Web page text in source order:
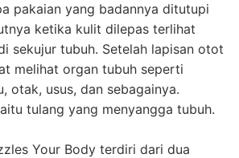
pakaian yang badannya ditutupi
ketika kulit dilepas terlihat
sekujur tubuh. Setelah lapisan otot
melihat organ tubuh seperti
otak, usus, dan sebagainya.
tulang yang menyangga tubuh.
Your Body terdiri dari dua